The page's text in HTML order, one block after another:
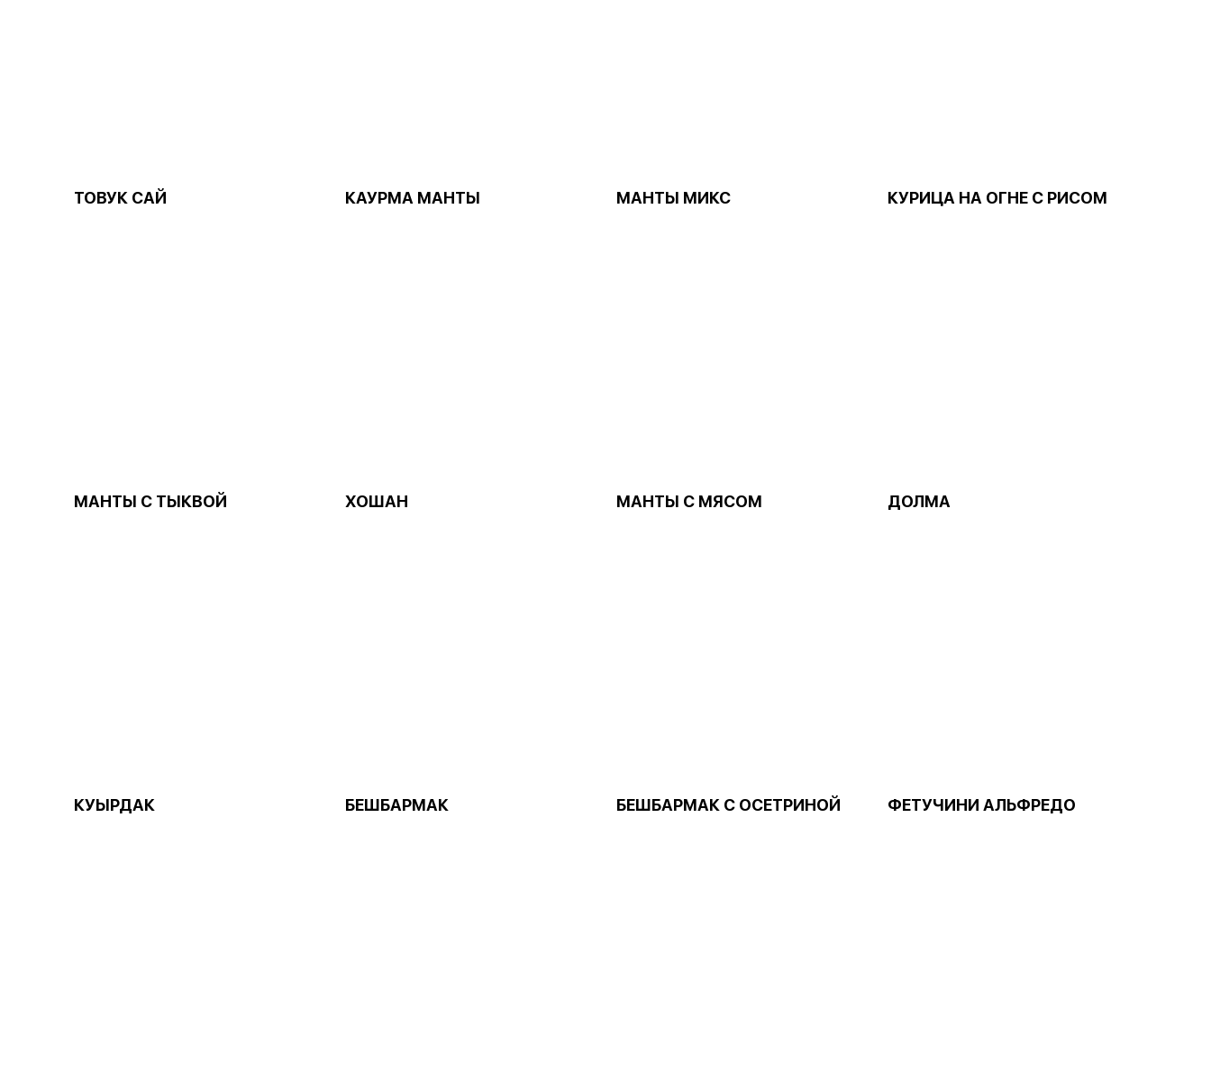
ТОВУК САЙ КАУРМА МАНТЫ МАНТЫ МИКС КУРИЦА НА ОГНЕ С РИСОМ
МАНТЫ С ТЫКВОЙ ХОШАН МАНТЫ С МЯСОМ ДОЛМА
КУЫРДАК БЕШБАРМАК БЕШБАРМАК С ОСЕТРИНОЙ ФЕТУЧИНИ АЛЬФРЕДО